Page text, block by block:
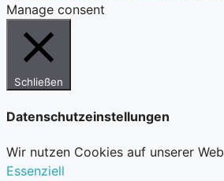
Manage consent
Schließen
Datenschutzeinstellungen
Wir nutzen Cookies auf unserer
Essenziell